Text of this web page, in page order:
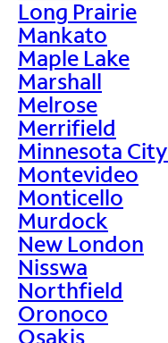
Long Prairie
Mankato
Maple Lake
Marshall
Melrose
Merrifield
Minnesota City
Montevideo
Monticello
Murdock
New London
Nisswa
Northfield
Oronoco
Osakis